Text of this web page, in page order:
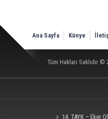
Ana Sayfa Künye
Tüm Hakları Saklıdır ©
14. TAYK – Eker